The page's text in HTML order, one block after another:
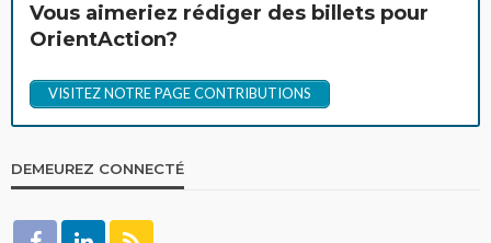
Vous aimeriez rédiger des billets pour
OrientAction?
VISITEZ NOTRE PAGE CONTRIBUTIONS
DEMEUREZ CONNECTÉ